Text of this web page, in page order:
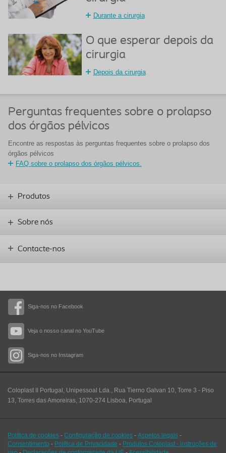
Durante a cirurgia
O que esperar depois da
cirurgia
Depois da cirurgia
Perguntas frequentes sobre o prolapso
dos órgãos pélvicos
Encontre as respostas às perguntas frequentes sobre o prolapso dos
órgãos pélvicos
FAQ sobre o prolapso dos órgãos pélvicos.
Siga-nos no Facebook
Veja o nosso canal no YouTube
Siga-nos no Instagram
Produtos
Sobre nós
Contacte-nos
Coloplast II Portugal, Unipessoal Lda., Rua Tierno Galvan 10, Torre 3 - Piso
13, Torres das Amoreiras, 1070-274 Lisboa, Portugal
Política de cookies - Configuração de cookies - Aspetos legais -
Consentimento - Política de Privacidade - Produtos Coloplast - instruções de